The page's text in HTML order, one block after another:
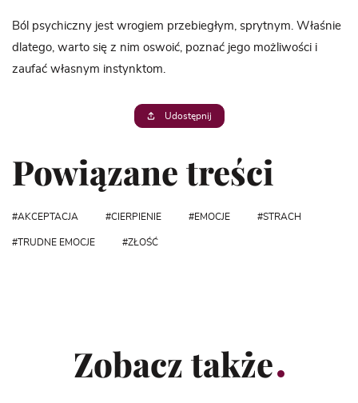
Ból psychiczny jest wrogiem przebiegłym, sprytnym. Właśnie
dlatego, warto się z nim oswoić, poznać jego możliwości i
zaufać własnym instynktom.
Udostępnij
Powiązane treści
AKCEPTACJA CIERPIENIE EMOCJE STRACH
TRUDNE EMOCJE ZŁOŚĆ
Zobacz także